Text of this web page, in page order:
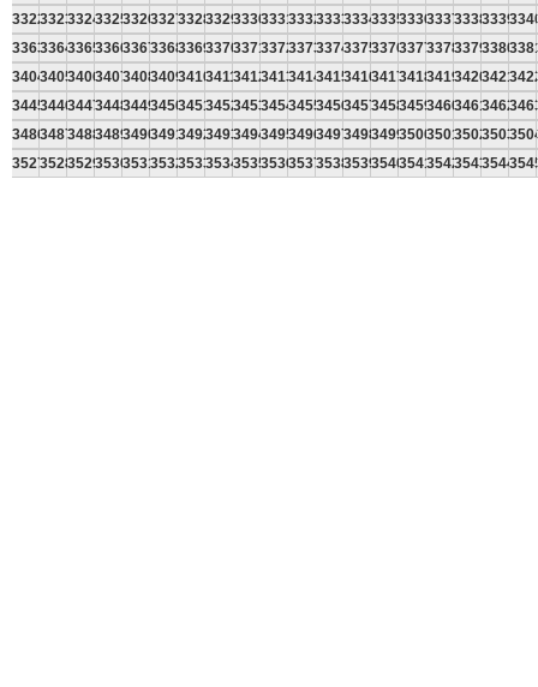
332233233324332533263327332833293330333133323333333433353336333733383339
336333643365336633673368336933703371337233733374337533763377337833793380
340434053406340734083409341034113412341334143415341634173418341934203421
344534463447344834493450345134523453345434553456345734583459346034613462
348634873488348934903491349234933494349534963497349834993500350135023503
352735283529353035313532353335343535353635373538353935403541354235433544